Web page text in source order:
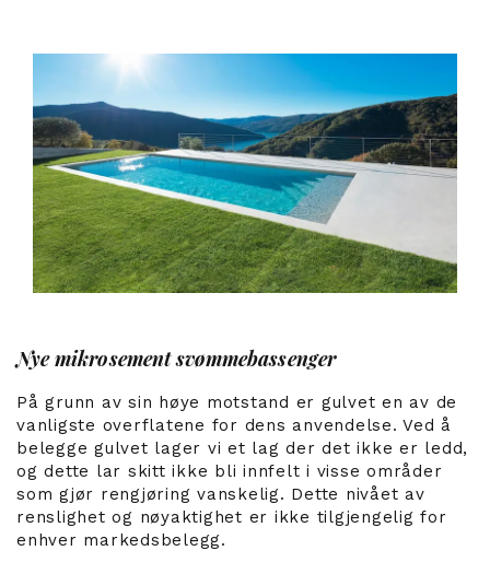
Nye mikrosement svømmebassenger
På grunn av sin høye motstand er gulvet en av de
vanligste overflatene for dens anvendelse. Ved å
belegge gulvet lager vi et lag der det ikke er ledd,
og dette lar skitt ikke bli innfelt i visse områder
som gjør rengjøring vanskelig. Dette nivået av
renslighet og nøyaktighet er ikke tilgjengelig for
enhver markedsbelegg.